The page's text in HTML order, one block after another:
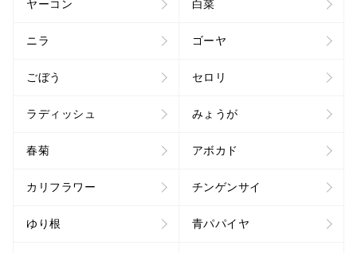
ヤーコン 白菜
ニラ ゴーヤ
ごぼう セロリ
ラディッシュ みょうが
春菊 アボカド
カリフラワー チンゲンサイ
ゆり根 青パパイヤ